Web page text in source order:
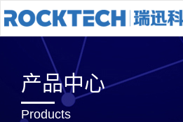
产品中心
Products